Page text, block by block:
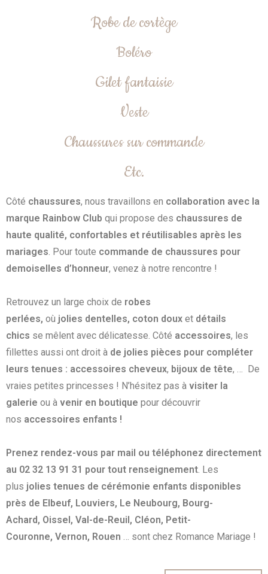
Robe de cortège
Boléro
Gilet fantaisie
Veste
Chaussures sur commande
Etc.
Côté chaussures, nous travaillons en collaboration avec la
marque Rainbow Club qui propose des chaussures de
haute qualité, confortables et réutilisables après les
mariages. Pour toute commande de chaussures pour
demoiselles d’honneur, venez à notre rencontre !
Retrouvez un large choix de robes
perlées, où jolies dentelles, coton doux et détails
chics se mêlent avec délicatesse. Côté accessoires, les
fillettes aussi ont droit à de jolies pièces pour compléter
leurs tenues : accessoires cheveux, bijoux de tête, … De
vraies petites princesses ! N’hésitez pas à visiter la
galerie ou à venir en boutique pour découvrir
nos accessoires enfants !
Prenez rendez-vous par mail ou téléphonez directement
au 02 32 13 91 31 pour tout renseignement. Les
plus jolies tenues de cérémonie enfants disponibles
près de Elbeuf, Louviers, Le Neubourg, Bourg-
Achard, Oissel, Val-de-Reuil, Cléon, Petit-
Couronne, Vernon, Rouen … sont chez Romance Mariage !